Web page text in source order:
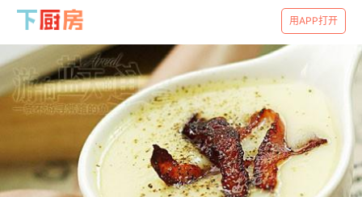
用APP打开